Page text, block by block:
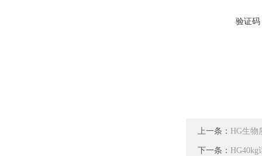
验证码
上一条： HG生物
下一条：